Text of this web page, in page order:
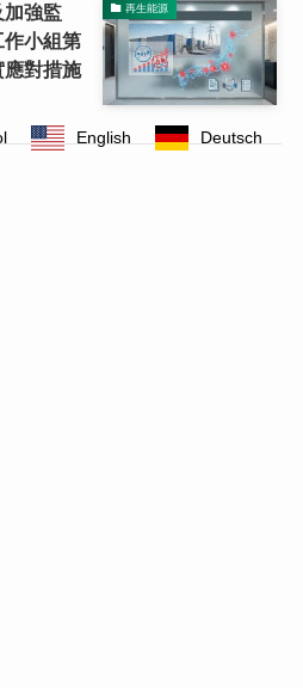
再生能源
加強監
小組第
應對措施
Deutsch
English